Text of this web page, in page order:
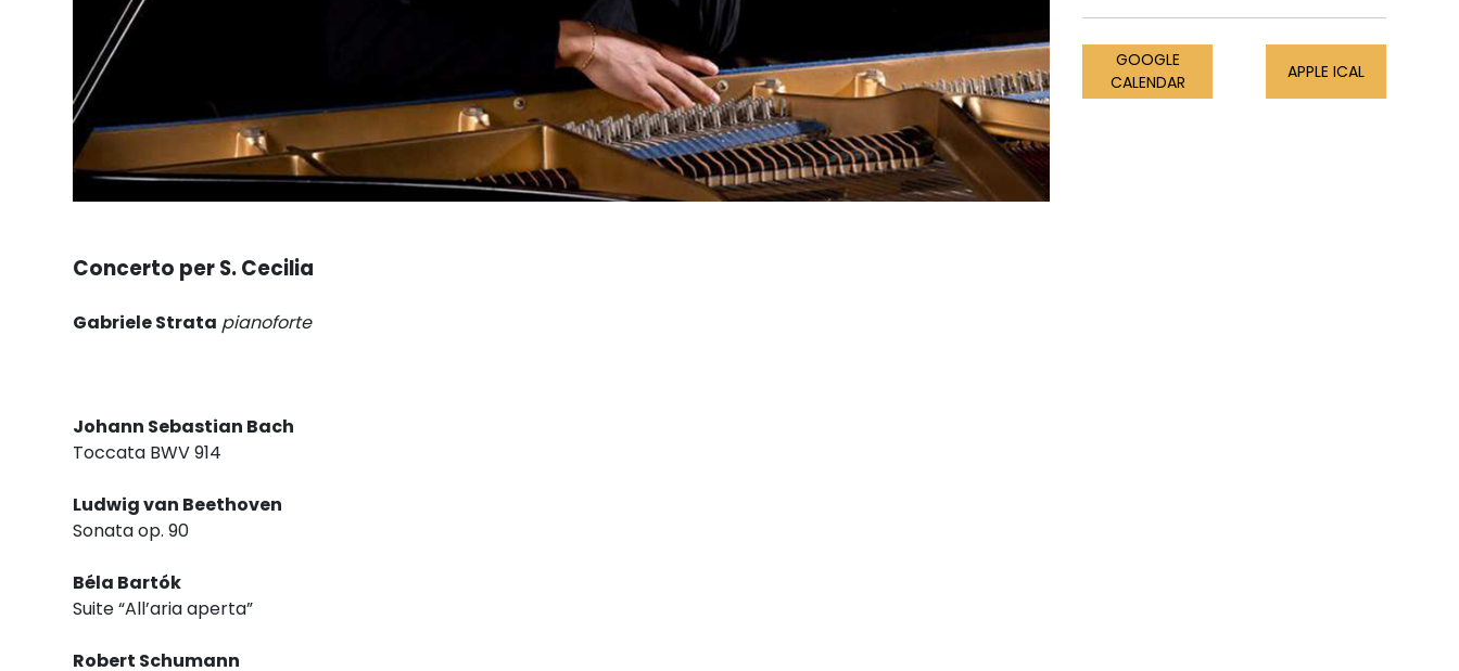
Concerto per S. Cecilia
Gabriele Strata pianoforte
Johann Sebastian Bach
Toccata BWV 914
Ludwig van Beethoven
Sonata op. 90
Béla Bartók
Suite “All’aria aperta”
Robert Schumann
GOOGLE
CALENDAR
APPLE ICAL